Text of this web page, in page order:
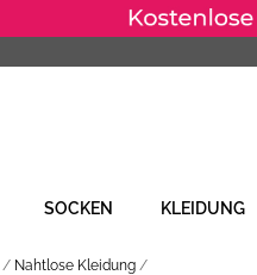
SOCKEN KLEIDUNG
Nahtlose Kleidung